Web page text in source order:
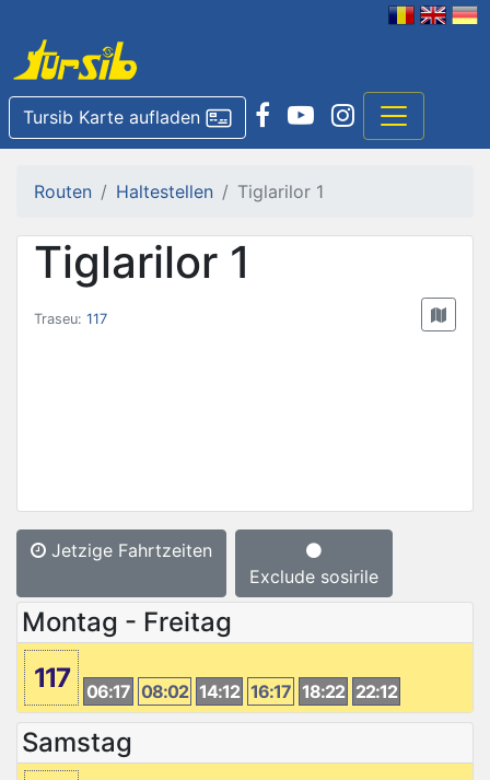
Tursib Karte aufladen
Routen Haltestellen Tiglarilor 1
Tiglarilor 1
Traseu: 117
Jetzige Fahrtzeiten
Exclude sosirile
Montag - Freitag
117
06:17 08:02 14:12 16:17 18:22 22:12
Samstag